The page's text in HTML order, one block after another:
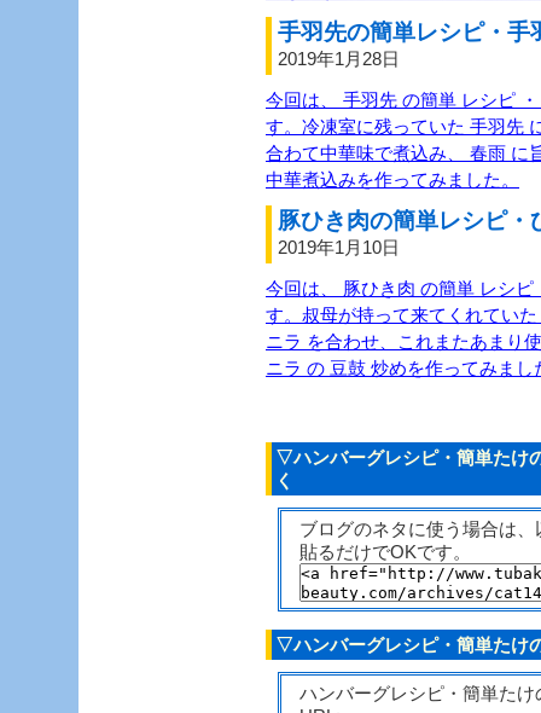
手羽先の簡単レシピ・手
2019年1月28日
今回は、 手羽先 の簡単 レシピ
す。冷凍室に残っていた 手羽先
合わて中華味で煮込み、 春雨 に
中華煮込みを作ってみました。
豚ひき肉の簡単レシピ
2019年1月10日
今回は、 豚ひき肉 の簡単 レシ
す。叔母が持って来てくれてい
ニラ を合わせ、これまたあまり
ニラ の 豆鼓 炒めを作ってみまし
▽ハンバーグレシピ・簡単たけ
く
ブログのネタに使う場合は
貼るだけでOKです。
▽ハンバーグレシピ・簡単たけ
ハンバーグレシピ・簡単た